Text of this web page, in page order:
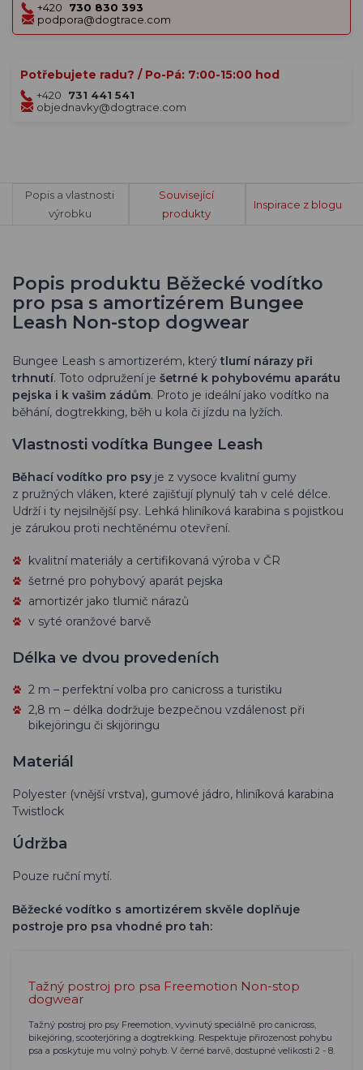
+420
730 830 393
podpora@dogtrace.com
Potřebujete radu? / Po-Pá: 7:00-15:00 hod
+420
731 441 541
objednavky@dogtrace.com
Popis a vlastnosti
výrobku
Související
produkty
Inspirace z blogu
Popis produktu Běžecké vodítko
pro psa s amortizérem Bungee
Leash Non-stop dogwear
Bungee Leash s amortizerém, kterýtlumí nárazy při
trhnutí. Toto odpružení je šetrné k pohybovému aparátu
pejska i k vašim zádům. Proto je ideální jako vodítko na
běhání, dogtrekking, běh u kola či jízdu na lyžích.
Vlastnosti vodítka Bungee Leash
Běhací vodítko pro psy je z vysoce kvalitní gumy
z pružných vláken, které zajišťují plynulý tah v celé délce.
Udrží i ty nejsilnější psy. Lehká hliníková karabina s pojistkou
je zárukou proti nechtěnému otevření.
kvalitní materiály a certifikovaná výroba v ČR
šetrné pro pohybový aparát pejska
amortizér jako tlumič nárazů
v syté oranžové barvě
Délka ve dvou provedeních
2 m – perfektní volba pro canicross a turistiku
2,8 m – délka dodržuje bezpečnou vzdálenost při
bikejöringu či skijöringu
Materiál
Polyester (vnější vrstva), gumové jádro, hliníková karabina
Twistlock
Údržba
Pouze ruční mytí.
Běžecké vodítko s amortizérem skvěle doplňuje
postroje pro psa vhodné pro tah:
Tažný postroj pro psa Freemotion Non-stop
dogwear
Tažný postroj pro psy Freemotion, vyvinutý speciálně pro canicross,
bikejöring, scooterjöring a dogtrekking. Respektuje přirozenost pohybu
psa a poskytuje mu volný pohyb. V černé barvě, dostupné velikosti 2 - 8.